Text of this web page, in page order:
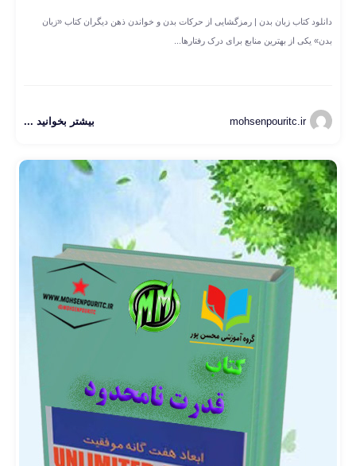
دانلود کتاب زبان بدن | رمزگشایی از حرکات بدن و خواندن ذهن دیگران کتاب «زبان
بدن» یکی از بهترین منابع برای درک رفتارها...
mohsenpouritc.ir بیشتر بخوانید ...